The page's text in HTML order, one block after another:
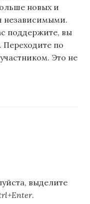
новых и
независимыми.
поддержите, вы
Переходите по
Это не
выделите
.